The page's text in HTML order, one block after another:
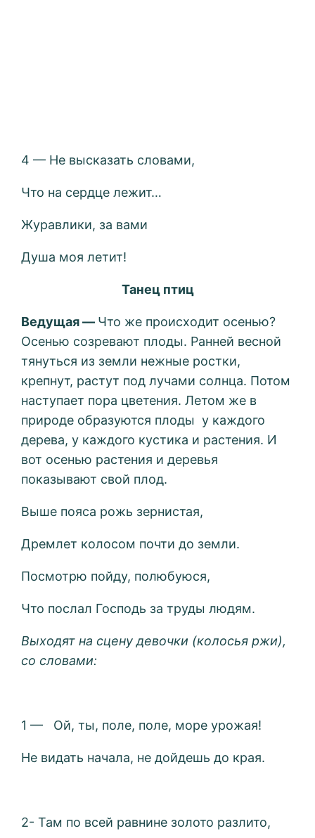
4 — Не высказать словами,
Что на сердце лежит…
Журавлики, за вами
Душа моя летит!
Танец птиц
Ведущая — Что же происходит осенью?
Осенью созревают плоды. Ранней весной
тянуться из земли нежные ростки,
крепнут, растут под лучами солнца. Потом
наступает пора цветения. Летом же в
природе образуются плоды у каждого
дерева, у каждого кустика и растения. И
вот осенью растения и деревья
показывают свой плод.
Выше пояса рожь зернистая,
Дремлет колосом почти до земли.
Посмотрю пойду, полюбуюся,
Что послал Господь за труды людям.
Выходят на сцену девочки (колосья ржи),
со словами:
1 — Ой, ты, поле, поле, море урожая!
Не видать начала, не дойдешь до края.
2- Там по всей равнине золото разлито,